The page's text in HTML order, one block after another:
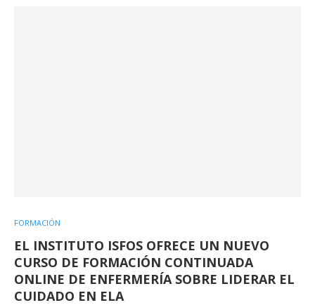
FORMACIÓN
EL INSTITUTO ISFOS OFRECE UN NUEVO
CURSO DE FORMACIÓN CONTINUADA
ONLINE DE ENFERMERÍA SOBRE LIDERAR EL
CUIDADO EN ELA